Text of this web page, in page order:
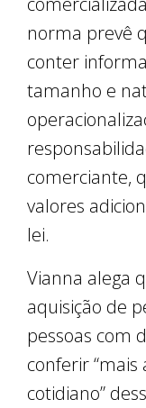
norma prevê
conter
tamanho e
comerciante,
valores
lei.
Vianna alega
aquisição de
pessoas com
conferir
cotidiano”